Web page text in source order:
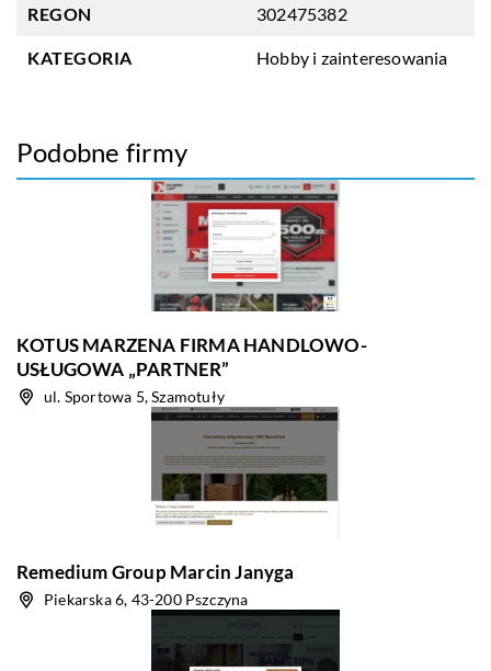
REGON 302475382
KATEGORIA Hobby i zainteresowania
Podobne firmy
KOTUS MARZENA FIRMA HANDLOWO-
USŁUGOWA „PARTNER”
ul. Sportowa 5, Szamotuły
Remedium Group Marcin Janyga
Piekarska 6, 43-200 Pszczyna